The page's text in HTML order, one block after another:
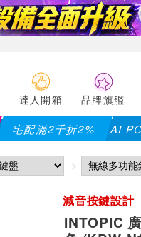
達人開箱 品牌旗艦
宅配滿2千折2% AI
減音按鍵設計
INTOPIC